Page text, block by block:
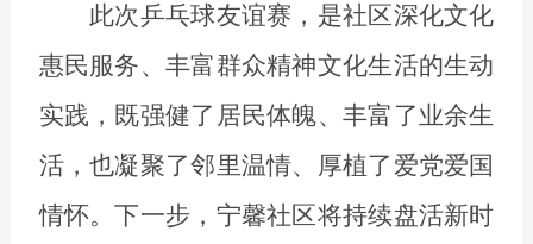
此次乒乓球友谊赛，是社区深化文化
惠民服务、丰富群众精神文化生活的生动
实践，既强健了居民体魄、丰富了业余生
活，也凝聚了邻里温情、厚植了爱党爱国
情怀。下一步，宁馨社区将持续盘活新时